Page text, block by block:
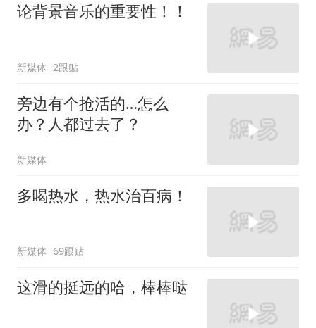
论背景音乐的重要性！！
新媒体 2跟贴
旁边有个抢活的…怎么
办？人都过去了？
新媒体
多喝热水，热水治百病！
新媒体 69跟贴
这滑的挺远的哈，棒棒哒